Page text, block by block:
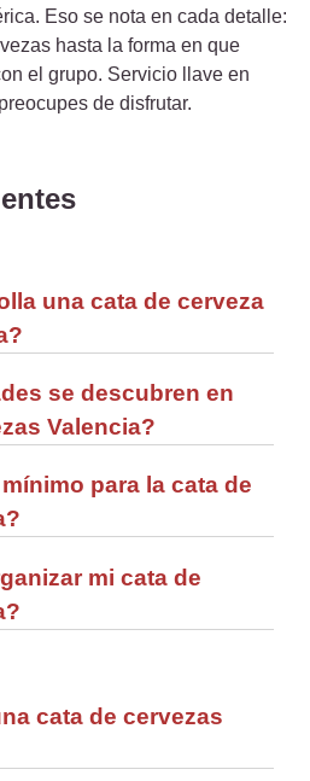
Eso se nota en cada detalle:
hasta la forma en que
el grupo. Servicio llave en
de disfrutar.
una cata de cerveza
se descubren en
Valencia?
para la cata de
mi cata de
cata de cervezas